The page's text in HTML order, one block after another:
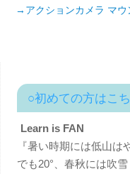
→アクションカメラ マウ
○初めての方はこ
Learn is FAN
『暑い時期には低山は
でも20°、春秋には吹